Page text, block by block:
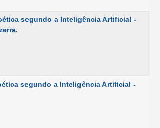
segundo a Inteligência Artificial -
segundo a Inteligência Artificial -